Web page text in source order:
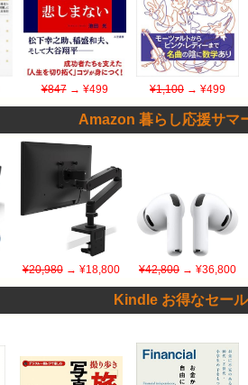
¥847→ ¥499 ¥1,100 → ¥499
Amazon 暮らし応援サマ
¥20,980→ ¥18,800 ¥42,800→ ¥36,800
Kindle お得なセー